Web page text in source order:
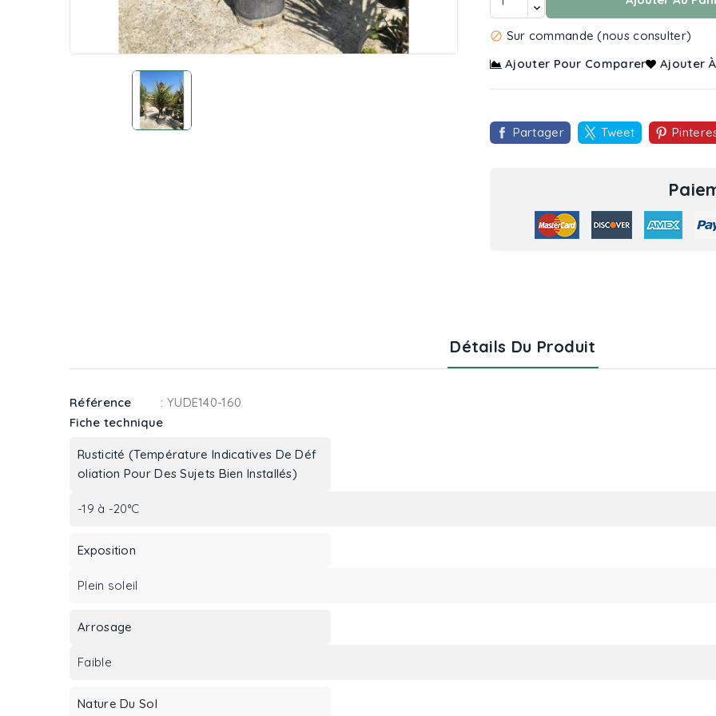
 Sur commande (nous consulter)
Ajouter Pour Comparer
Ajouter
Partager Tweet
Détails Du Produit
Référence
: YUDE140-160
Fiche technique
Rusticité (Température Indicatives De Déf
Oliation Pour Des Sujets Bien Installés)
-19 à -20°C
Exposition
Plein soleil
Arrosage
Faible
Nature Du Sol